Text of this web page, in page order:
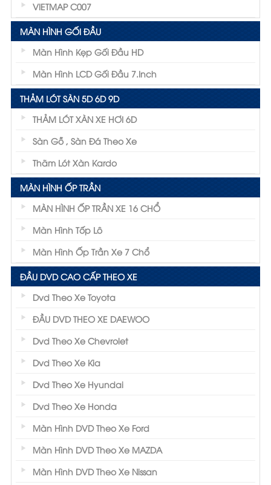
VIETMAP C007
MÀN HÌNH GỐI ĐẦU
Màn Hình Kẹp Gối Đầu HD
Màn Hình LCD Gối Đầu 7.inch
THẢM LÓT SÀN 5D 6D 9D
THẢM LÓT XÀN XE HƠI 6D
Sàn Gỗ , Sàn Đá Theo Xe
Thãm Lót Xàn Kardo
MÀN HÌNH ỐP TRẦN
MÀN HÌNH ỐP TRẦN XE 16 CHỔ
Màn Hình Tốp Lô
Màn Hình Ốp Trần Xe 7 Chổ
ĐẦU DVD CAO CẤP THEO XE
Dvd Theo Xe Toyota
ĐẦU DVD THEO XE DAEWOO
Dvd Theo Xe Chevrolet
Dvd Theo Xe Kia
Dvd Theo Xe Hyundai
Dvd Theo Xe Honda
Màn Hình DVD Theo Xe Ford
Màn Hình DVD Theo Xe MAZDA
Màn Hình DVD Theo Xe Nissan